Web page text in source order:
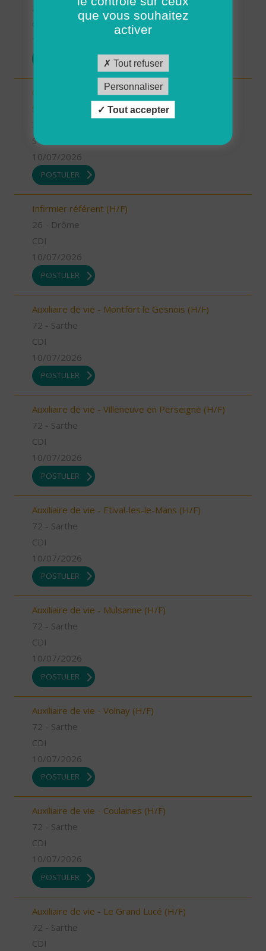
26 - Drôme
Chargé.e de mission Qualité et développement -
Stage (H/F)
STAGE
10/07/2026
POSTULER
Infirmier référent (H/F)
26 - Drôme
CDI
10/07/2026
POSTULER
Auxiliaire de vie - Montfort le Gesnois (H/F)
72 - Sarthe
CDI
10/07/2026
POSTULER
Auxiliaire de vie - Villeneuve en Perseigne (H/F)
72 - Sarthe
CDI
10/07/2026
POSTULER
Auxiliaire de vie - Etival-les-le-Mans (H/F)
72 - Sarthe
CDI
10/07/2026
POSTULER
Auxiliaire de vie - Mulsanne (H/F)
72 - Sarthe
CDI
10/07/2026
POSTULER
Auxiliaire de vie - Volnay (H/F)
72 - Sarthe
CDI
10/07/2026
POSTULER
Auxiliaire de vie - Coulaines (H/F)
72 - Sarthe
CDI
10/07/2026
POSTULER
Auxiliaire de vie - Le Grand Lucé (H/F)
72 - Sarthe
CDI
que vous souhaitez
activer
Tout refuser
Personnaliser
Tout accepter